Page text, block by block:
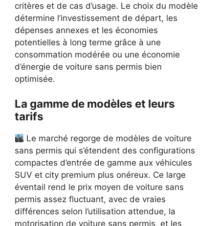
critères et de cas d’usage. Le choix du modèle
détermine l’investissement de départ, les
dépenses annexes et les économies
potentielles à long terme grâce à une
consommation modérée ou une économie
d’énergie de voiture sans permis bien
optimisée.
La gamme de modèles et leurs
tarifs
Le marché regorge de modèles de voiture
sans permis qui s’étendent des configurations
compactes d’entrée de gamme aux véhicules
SUV et city premium plus onéreux. Ce large
éventail rend le prix moyen de voiture sans
permis assez fluctuant, avec de vraies
différences selon l’utilisation attendue, la
motorisation de voiture sans permis, et les